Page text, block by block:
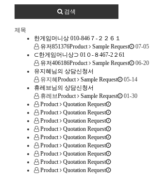
검색
제목
한게임머니상 010-846７-２２６１
유저851376Product Sample Request
07-05
⊂한게임머니상⊃ 01０-８467-2２61
유저406186Product Sample Request
06-20
유지혜님의 상담신청서
유지혜 Product Sample Request
05-14
휴레브님의 상담신청서
휴레브Product Sample Request
01-30
Product
Quotation Request
Product
Quotation Request
Product
Quotation Request
Product
Quotation Request
Product
Quotation Request
Product
Quotation Request
Product
Quotation Request
Product
Quotation Request
Product
Quotation Request